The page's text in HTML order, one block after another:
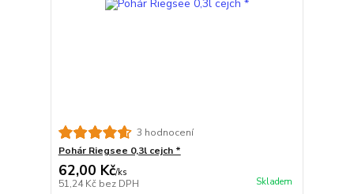
3 hodnocení
Pohár Riegsee 0,3l cejch *
62,00 Kč/ks
51,24 Kč bez DPH Skladem